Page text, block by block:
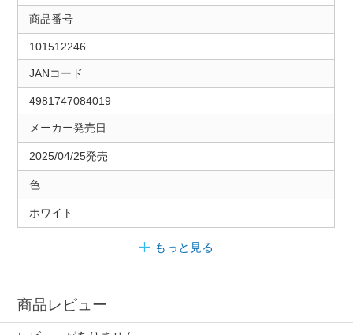
商品番号
101512246
JANコード
4981747084019
メーカー発売日
2025/04/25発売
色
ホワイト
もっと見る
商品レビュー